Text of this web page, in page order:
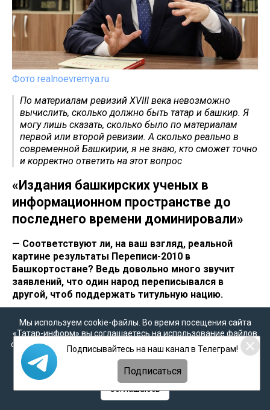
Фото realnoevremya.ru
По материалам ревизий XVIII века невозможно
вычислить, сколько должно быть татар и башкир. Я
могу лишь сказать, сколько было по материалам
первой или второй ревизии. А сколько реально в
современной Башкирии, я не знаю, кто сможет точно
и корректно ответить на этот вопрос
«Издания башкирских ученых в
информационном пространстве до
последнего времени доминировали»
— Соответствуют ли, на ваш взгляд, реальной
картине результаты Переписи-2010 в
Башкортостане? Ведь довольно много звучит
заявлений, что один народ переписывался в
другой, чтоб поддержать титульную нацию.
— Этим должны заниматься социологи. По
материалам ревизий XVIII века невозможно
вычислить, сколько должно быть татар и башкир. Я
могу лишь сказать, сколько было по материалам
первой или второй ревизии. А сколько реально в
современной Башкирии, я не знаю, кто сможет точно
и корректно ответить на этот вопрос.
Мы используем cookie-файлы. Во время посещения сайта
«Татар-информ» вы соглашаетесь на использование файлов
cookie в соответствии с настоящим уведомлением, согласием
наобработку персональных данных,Политикой о
персональных данных
Политикой конфиденциальности
Соглашаюсь
Подписывайтесь на наш канал в Телеграм!
Подписаться